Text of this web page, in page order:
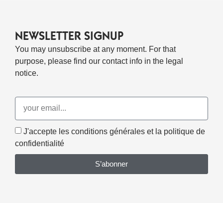
NEWSLETTER SIGNUP
You may unsubscribe at any moment. For that
purpose, please find our contact info in the legal
notice.
J'accepte les conditions générales et la politique de
confidentialité
S’abonner